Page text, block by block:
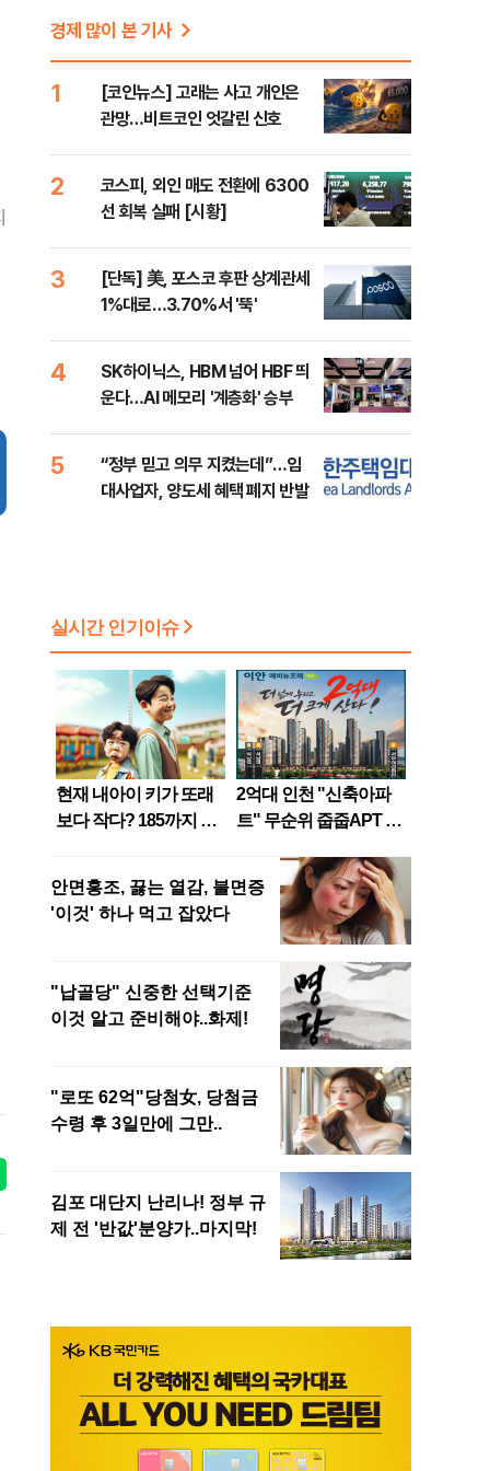
경제 많이 본 기사
1
[코인뉴스] 고래는 사고 개인은
관망…비트코인 엇갈린 신호
2
코스피, 외인 매도 전환에 6300
선 회복 실패 [시황]
3
[단독] 美, 포스코 후판 상계관세
1%대로…3.70%서 '뚝'
4
SK하이닉스, HBM 넘어 HBF 띄
운다…AI 메모리 '계층화' 승부
5
“정부 믿고 의무 지켰는데”…임
대사업자, 양도세 혜택 폐지 반발